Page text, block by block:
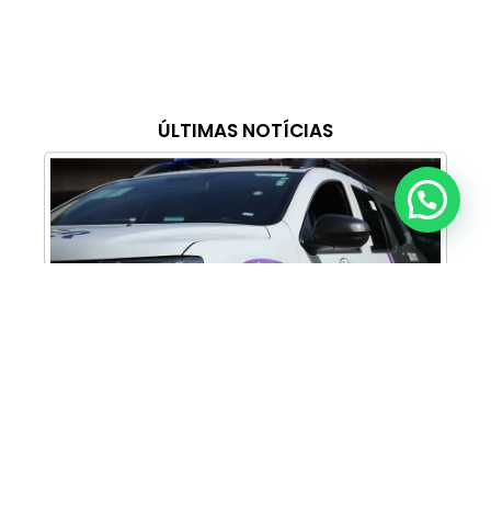
ÚLTIMAS NOTÍCIAS
Anunciar ou recomendar matéria